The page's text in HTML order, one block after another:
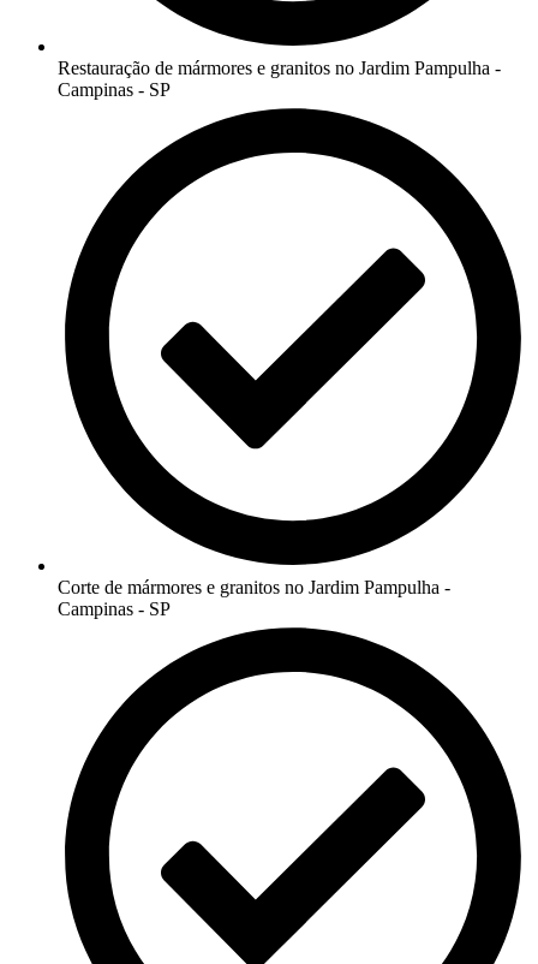
Restauração de mármores e granitos no Jardim Pampulha -
Campinas - SP
Corte de mármores e granitos no Jardim Pampulha -
Campinas - SP